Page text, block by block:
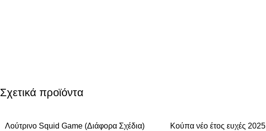
Σχετικά προϊόντα
Λούτρινο Squid Game (Διάφορα Σχέδια)
Κούπα νέο έτος ευχές 2025